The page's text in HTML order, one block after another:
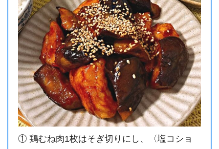
① 鶏むね肉1枚はそぎ切りにし、〈塩コショ